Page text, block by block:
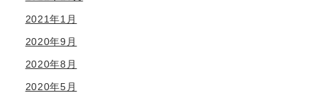
2021年1月
2020年9月
2020年8月
2020年5月